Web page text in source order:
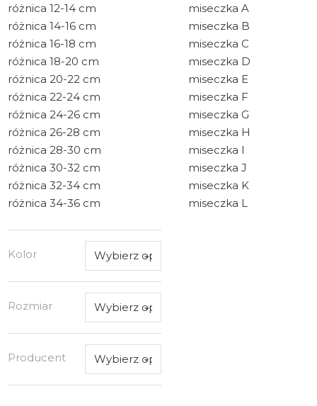
różnica 12-14 cm
miseczka A
różnica 14-16 cm
miseczka B
różnica 16-18 cm
miseczka C
różnica 18-20 cm
miseczka D
różnica 20-22 cm
miseczka E
różnica 22-24 cm
miseczka F
różnica 24-26 cm
miseczka G
różnica 26-28 cm
miseczka H
różnica 28-30 cm
miseczka I
różnica 30-32 cm
miseczka J
różnica 32-34 cm
miseczka K
różnica 34-36 cm
miseczka L
Kolor
Rozmiar
Producent